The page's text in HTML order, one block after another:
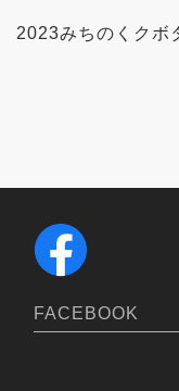
2023みちのくクボ
FACEBOOK